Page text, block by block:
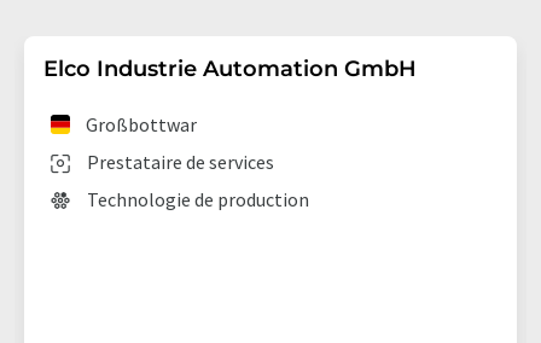
Elco Industrie Automation GmbH
Prestataire de services
Großbottwar
Technologie de production